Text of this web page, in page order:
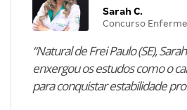
Sarah C.
Concurso
“Natural de Frei Paulo (SE),
enxergou os estudos como o
para conquistar estabilidade